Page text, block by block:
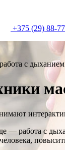
+375 (29) 88-
с
— работа с